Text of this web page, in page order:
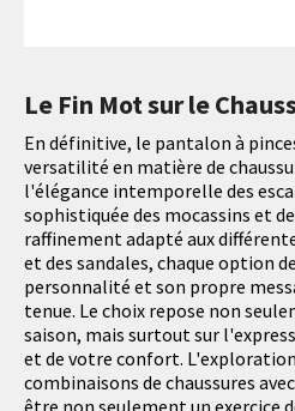
Le Fin Mot sur le
En définitive, le pantalon à
versatilité en matière de
l'élégance intemporelle des
sophistiquée des mocassins et
raffinement adapté aux
et des sandales, chaque option
personnalité et son propre
tenue. Le choix repose non
saison, mais surtout sur
et de votre confort.
combinaisons de chaussures
être non seulement un exercice